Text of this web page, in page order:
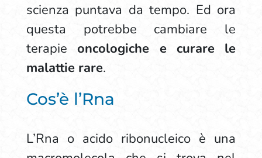
scienza puntava da tempo. Ed ora
questa potrebbe cambiare le
terapieoncologiche e curare le
malattie rare.
Cos’è l’Rna
L’Rna o acido ribonucleico è una